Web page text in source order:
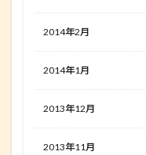
2014年2月
2014年1月
2013年12月
2013年11月